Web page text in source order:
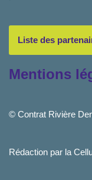
Liste des
Mentions
© Contrat Rivière
Rédaction par la